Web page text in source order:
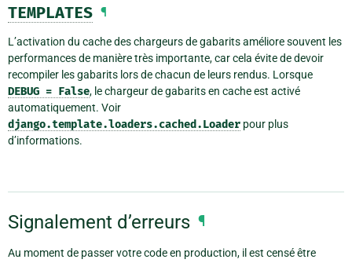
TEMPLATES ¶
L’activation du cache des chargeurs de gabarits améliore souvent les
performances de manière très importante, car cela évite de devoir
recompiler les gabarits lors de chacun de leurs rendus. Lorsque
DEBUG = False, le chargeur de gabarits en cache est activé
automatiquement. Voir
django.template.loaders.cached.Loader pour plus
d’informations.
Signalement d’erreurs ¶
Au moment de passer votre code en production, il est censé être